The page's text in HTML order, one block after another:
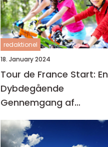
redaktionel
18. January 2024
Tour de France Start: En
Dybdegående
Gennemgang af
Cykelløbets Begyndelse